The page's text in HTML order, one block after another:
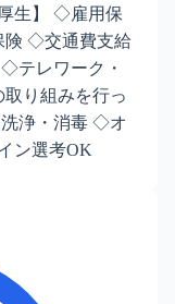
生】 ◇雇用保
◇交通費支給
テレワーク・
り組みを行っ
浄・消毒 ◇オ
ン選考OK